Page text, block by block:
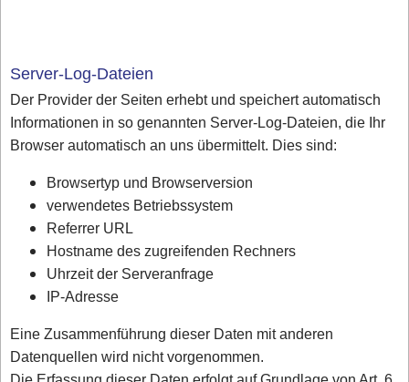
Server-Log-Dateien
Der Provider der Seiten erhebt und speichert automatisch
Informationen in so genannten Server-Log-Dateien, die Ihr
Browser automatisch an uns übermittelt. Dies sind:
Browsertyp und Browserversion
verwendetes Betriebssystem
Referrer URL
Hostname des zugreifenden Rechners
Uhrzeit der Serveranfrage
IP-Adresse
Eine Zusammenführung dieser Daten mit anderen
Datenquellen wird nicht vorgenommen.